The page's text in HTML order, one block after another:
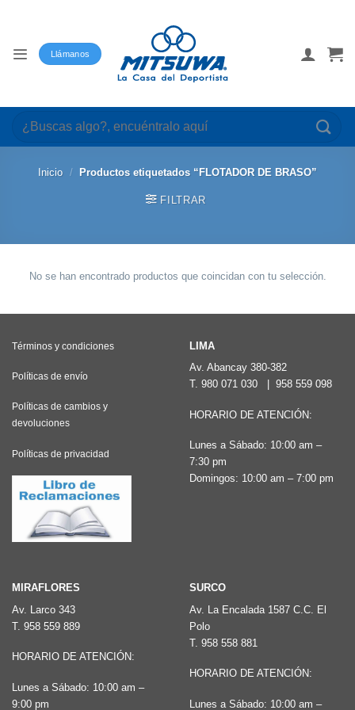
Llámanos
Buscar
por:
Inicio / Productos etiquetados “FLOTADOR DE BRASO”
FILTRAR
No se han encontrado productos que coincidan con tu selección.
Términos y condiciones
Políticas de envío
Políticas de cambios y
devoluciones
Políticas de privacidad
LIMA
Av. Abancay 380-382
T. 980 071 030 958 559 098
HORARIO DE ATENCIÓN:
Lunes a Sábado: 10:00 am –
7:30 pm
Domingos: 10:00 am – 7:00 pm
MIRAFLORES
Av. Larco 343
T. 958 559 889
HORARIO DE ATENCIÓN:
Lunes a Sábado: 10:00 am –
9:00 pm
SURCO
Av. La Encalada 1587 C.C. El
Polo
T. 958 558 881
HORARIO DE ATENCIÓN:
Lunes a Sábado: 10:00 am –